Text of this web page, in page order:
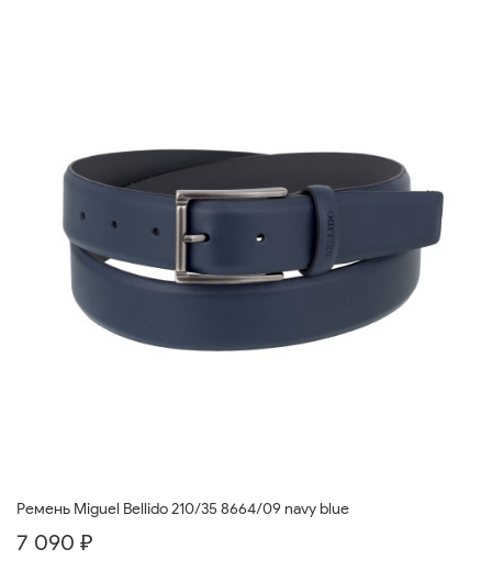
Ремень Miguel Bellido 210/35 8664/09 navy blue
7 090 ₽